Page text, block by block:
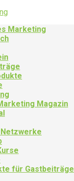
Marketing
Magazin
für Gastbeiträge